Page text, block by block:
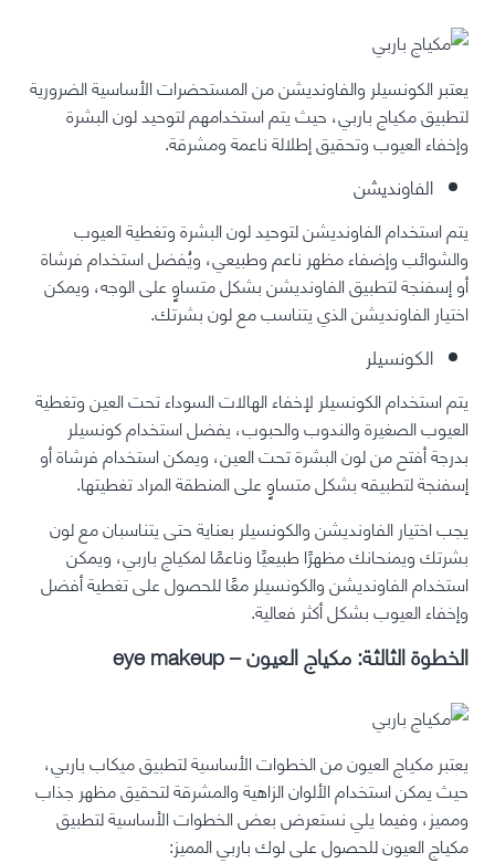
يعتبر الكونسيلر والفاونديشن من المستحضرات الأساسية الضرورية
لتطبيق مكياج باربي، حيث يتم استخدامهم لتوحيد لون البشرة
وإخفاء العيوب وتحقيق إطلالة ناعمة ومشرقة.
الفاونديشن
يتم استخدام الفاونديشن لتوحيد لون البشرة وتغطية العيوب
والشوائب وإضفاء مظهر ناعم وطبيعي، ويُفضل استخدام فرشاة
أو إسفنجة لتطبيق الفاونديشن بشكل متساوٍ على الوجه، ويمكن
اختيار الفاونديشن الذي يتناسب مع لون بشرتك.
الكونسيلر
يتم استخدام الكونسيلر لإخفاء الهالات السوداء تحت العين وتغطية
العيوب الصغيرة والندوب والحبوب، يفضل استخدام كونسيلر
بدرجة أفتح من لون البشرة تحت العين، ويمكن استخدام فرشاة أو
إسفنجة لتطبيقه بشكل متساوٍ على المنطقة المراد تغطيتها.
يجب اختيار الفاونديشن والكونسيلر بعناية حتى يتناسبان مع لون
بشرتك ويمنحانك مظهرًا طبيعيًا وناعمًا لمكياج باربي، ويمكن
استخدام الفاونديشن والكونسيلر معًا للحصول على تغطية أفضل
وإخفاء العيوب بشكل أكثر فعالية.
الخطوة الثالثة: مكياج العيون – eye makeup
يعتبرمكياج العيونمن الخطوات الأساسية لتطبيق ميكاب باربي،
حيث يمكن استخدام الألوان الزاهية والمشرقة لتحقيق مظهر جذاب
ومميز، وفيما يلي نستعرض بعض الخطوات الأساسية لتطبيق
مكياج العيون للحصول على لوك باربي المميز: